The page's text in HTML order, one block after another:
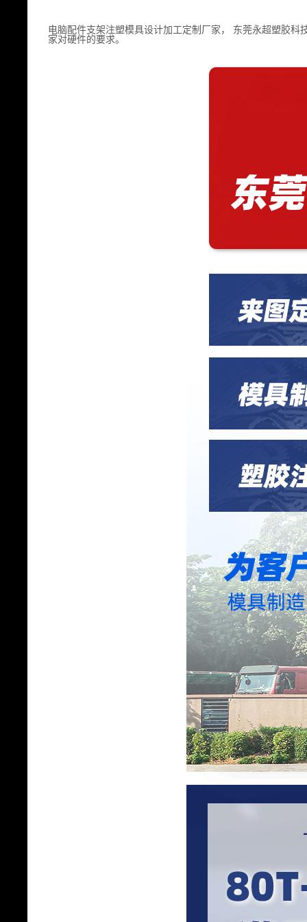
电脑配件支架注塑模具设计加工定制厂家， 东莞永超塑胶
家对硬件的要求。